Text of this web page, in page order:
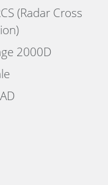
(Radar Cross
2000D